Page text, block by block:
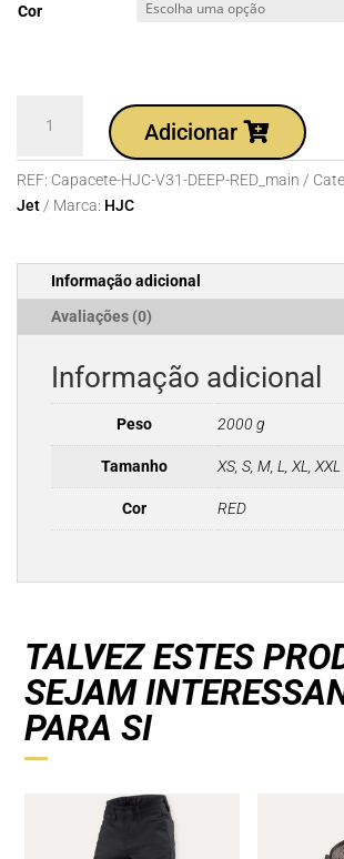
Cor
Capacete
HJC
V31
RED
Adicionar
REF: Capacete-HJC-V31-DEEP-RED_main
Jet
Marca: HJC
Informação adicional
Avaliações (0)
Informação adicional
Peso 2000 g
Tamanho XS, S, M, L, XL, XXL
Cor RED
TALVEZ ESTES
SEJAM
PARA SI